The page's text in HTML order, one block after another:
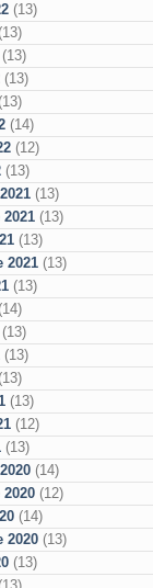
(13)
(13)
(13)
(13)
(13)
(14)
(12)
(13)
(13)
(13)
(13)
2021 (13)
(13)
(14)
(13)
(13)
(13)
(13)
(12)
(13)
(14)
(12)
(14)
2020 (13)
(13)